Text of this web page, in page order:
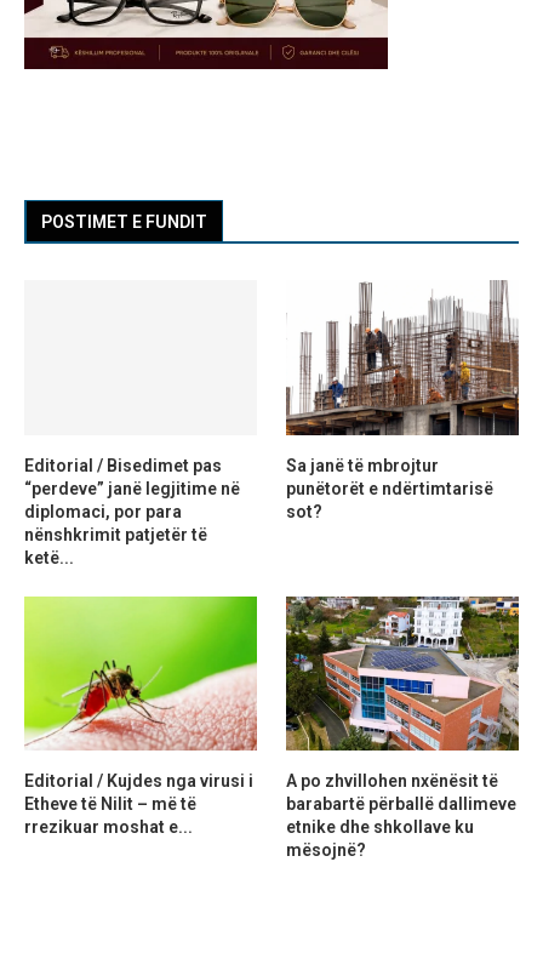
POSTIMET E FUNDIT
Editorial / Bisedimet pas
“perdeve” janë legjitime në
diplomaci, por para
nënshkrimit patjetër të
ketë...
Sa janë të mbrojtur
punëtorët e ndërtimtarisë
sot?
Editorial / Kujdes nga virusi i
Etheve të Nilit – më të
rrezikuar moshat e...
A po zhvillohen nxënësit të
barabartë përballë dallimeve
etnike dhe shkollave ku
mësojnë?